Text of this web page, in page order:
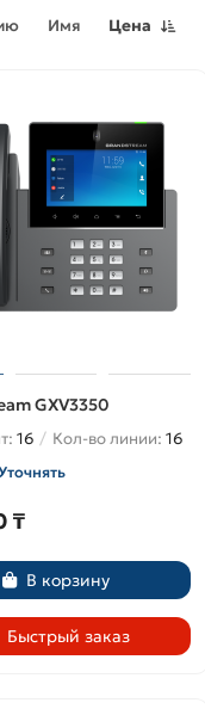
Имя Цена
GXV3350
16 Кол-во линии: 16
₸
В корзину
Быстрый заказ